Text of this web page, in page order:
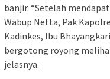
banjir. “Setelah
Wabup Netta, Pak
Kadinkes, Ibu
bergotong royong
jelasnya.